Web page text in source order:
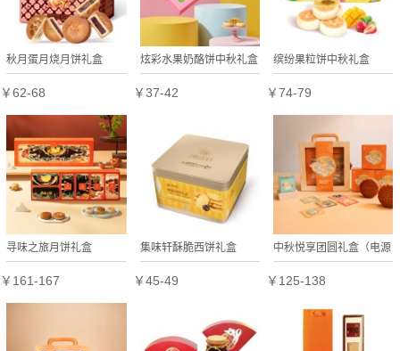
秋月蛋月烧月饼礼盒
￥62-68
炫彩水果奶酪饼中秋礼盒
￥37-42
缤纷果粒饼中秋礼盒
￥74-79
寻味之旅月饼礼盒
￥161-167
集味轩酥脆西饼礼盒
￥45-49
中秋悦享团圆礼盒（电源
礼盒）
￥125-138